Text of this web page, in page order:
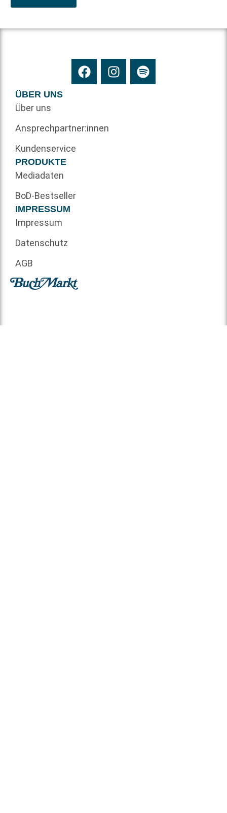
ÜBER UNS
Über uns
Ansprechpartner:innen
Kundenservice
PRODUKTE
Mediadaten
BoD-Bestseller
IMPRESSUM
Impressum
Datenschutz
AGB